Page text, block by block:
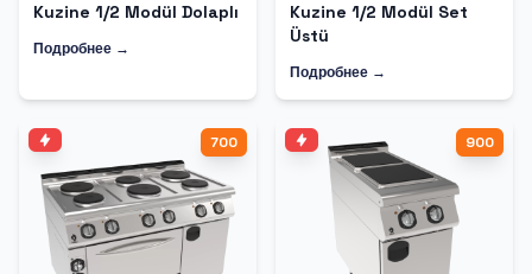
Kuzine 1/2 Modül Dolaplı
Подробнее →
Kuzine 1/2 Modül Set
Üstü
Подробнее →
700 900